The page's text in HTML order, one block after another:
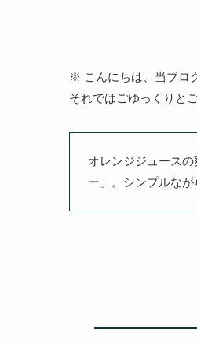
※ こんにちは、当ブロ
それではごゆっくりと
オレンジジュース
ー」。シンプルな